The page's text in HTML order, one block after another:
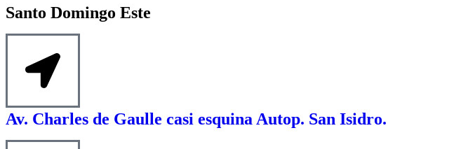
Santo Domingo Este
Av. Charles de Gaulle casi esquina Autop. San Isidro.